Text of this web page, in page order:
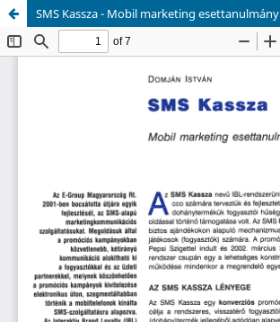
SMS Kassza - Mobil marketing esettanulmány